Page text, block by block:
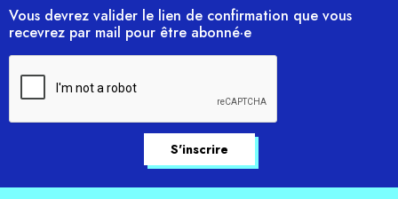
Vous devrez valider le lien de confirmation que vous
recevrez par mail pour être abonné·e